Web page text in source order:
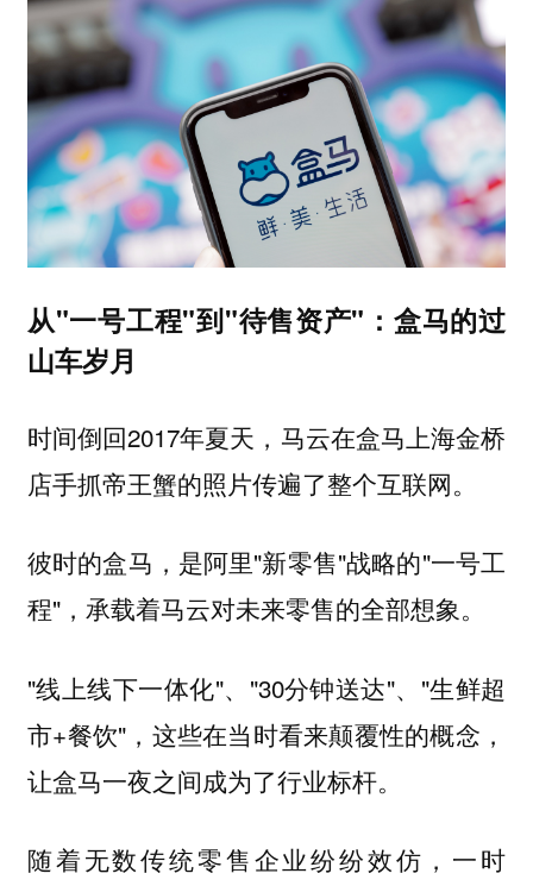
从"一号工程"到"待售资产"：盒马的过
山车岁月
时间倒回2017年夏天，马云在盒马上海金桥
店手抓帝王蟹的照片传遍了整个互联网。
彼时的盒马，是阿里"新零售"战略的"一号工
程"，承载着马云对未来零售的全部想象。
"线上线下一体化"、"30分钟送达"、"生鲜超
市+餐饮"，这些在当时看来颠覆性的概念，
让盒马一夜之间成为了行业标杆。
随着无数传统零售企业纷纷效仿，一时